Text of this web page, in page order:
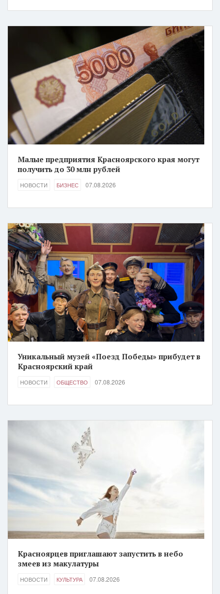
Малые предприятия Красноярского края могут
получить до 30 млн рублей
НОВОСТИ БИЗНЕС 07.08.2026
Уникальный музей «Поезд Победы» прибудет в
Красноярский край
НОВОСТИ ОБЩЕСТВО 07.08.2026
Красноярцев приглашают запустить в небо
змеев из макулатуры
НОВОСТИ КУЛЬТУРА 07.08.2026